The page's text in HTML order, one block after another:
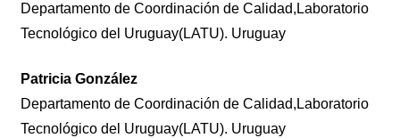
Departamento de Coordinación de Calidad,Laboratorio
Tecnológico del Uruguay(LATU). Uruguay
Patricia González
Departamento de Coordinación de Calidad,Laboratorio
Tecnológico del Uruguay(LATU). Uruguay